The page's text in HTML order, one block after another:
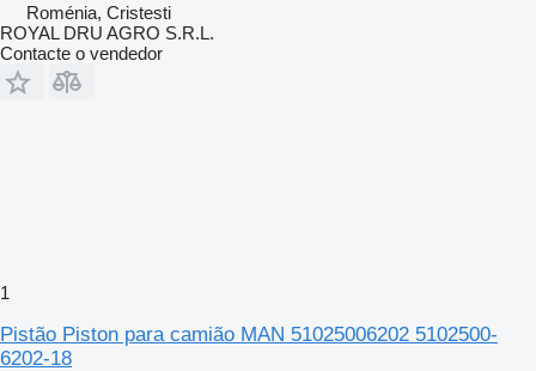
Roménia, Cristesti
ROYAL DRU AGRO S.R.L.
Contacte o vendedor
1
Pistão Piston para camião MAN 51025006202 5102500-
6202-18